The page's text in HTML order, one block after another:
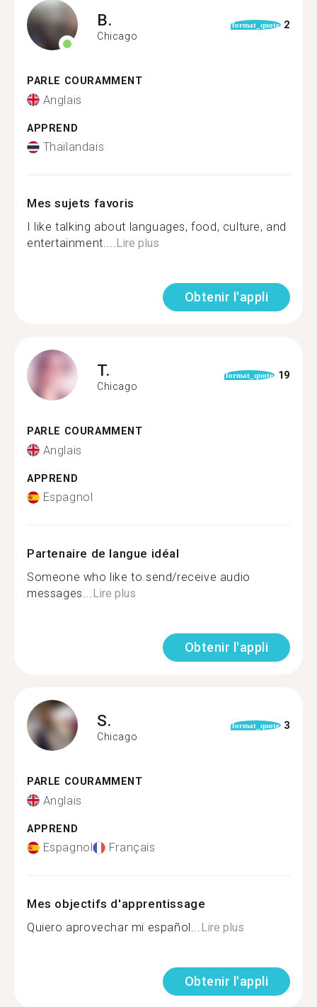
B.
Chicago
format_quote 2
PARLE COURAMMENT
Anglais
APPREND
Thaïlandais
Mes sujets favoris
I like talking about languages, food, culture, and
entertainment....Lire plus
Obtenir l'appli
T.
Chicago
format_quote 19
PARLE COURAMMENT
Anglais
APPREND
Espagnol
Partenaire de langue idéal
Someone who like to send/receive audio
messages...Lire plus
Obtenir l'appli
S.
Chicago
format_quote 3
PARLE COURAMMENT
Anglais
APPREND
Espagnol Français
Mes objectifs d'apprentissage
Quiero aprovechar mi español...Lire plus
Obtenir l'appli